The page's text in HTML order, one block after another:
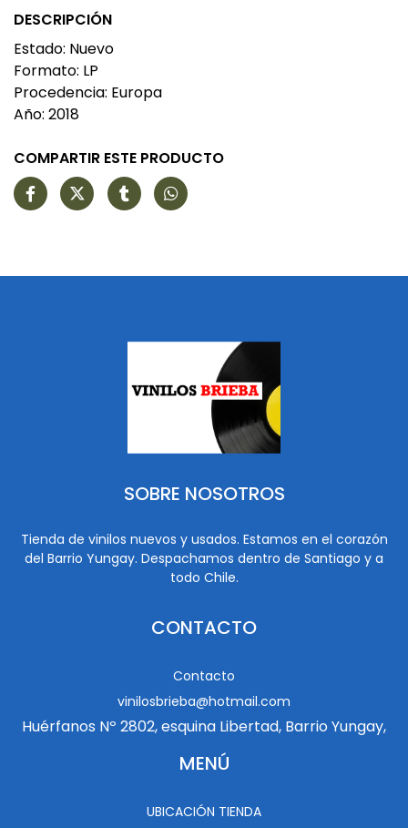
DESCRIPCIÓN
Estado: Nuevo
Formato: LP
Procedencia: Europa
Año: 2018
COMPARTIR ESTE PRODUCTO
SOBRE NOSOTROS
Tienda de vinilos nuevos y usados. Estamos en el corazón
del Barrio Yungay. Despachamos dentro de Santiago y a
todo Chile.
CONTACTO
Contacto
vinilosbrieba@hotmail.com
Huérfanos Nº 2802, esquina Libertad, Barrio Yungay,
MENÚ
UBICACIÓN TIENDA